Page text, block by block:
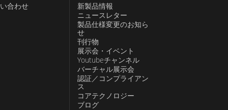
合わせ
新製品情報
ニュースレター
製品仕様変更のお知ら
せ
刊行物
展示会・イベント
Youtubeチャンネル
バーチャル展示会
認証／コンプライアン
ス
コアテクノロジー
ブログ